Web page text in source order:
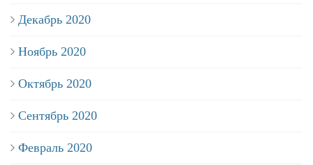
Декабрь 2020
Ноябрь 2020
Октябрь 2020
Сентябрь 2020
Февраль 2020